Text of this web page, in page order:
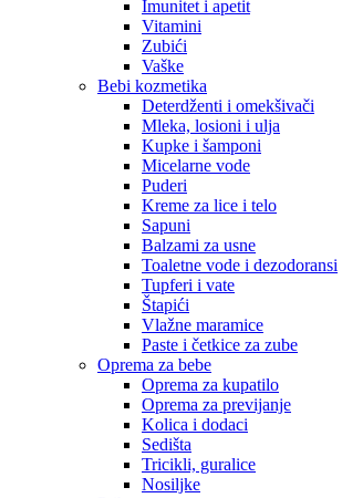
Imunitet i apetit
Vitamini
Zubići
Vaške
Bebi kozmetika
Deterdženti i omekšivači
Mleka, losioni i ulja
Kupke i šamponi
Micelarne vode
Puderi
Kreme za lice i telo
Sapuni
Balzami za usne
Toaletne vode i dezodoransi
Tupferi i vate
Štapići
Vlažne maramice
Paste i četkice za zube
Oprema za bebe
Oprema za kupatilo
Oprema za previjanje
Kolica i dodaci
Sedišta
Tricikli, guralice
Nosiljke